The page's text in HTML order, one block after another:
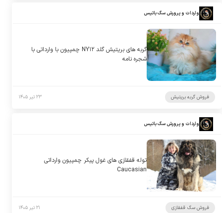
واردات و پرورش سگ باتیس
گربه های بریتیش گلد NY۱۲ چمپیون با وارداتی با
شجره نامه
فروش گربه بریتیش ۲۳ تیر ۱۴۰۵
واردات و پرورش سگ باتیس
توله قفقازی های غول پیکر چمپیون وارداتی
Caucasian
فروش سگ قفقازی ۲۱ تیر ۱۴۰۵